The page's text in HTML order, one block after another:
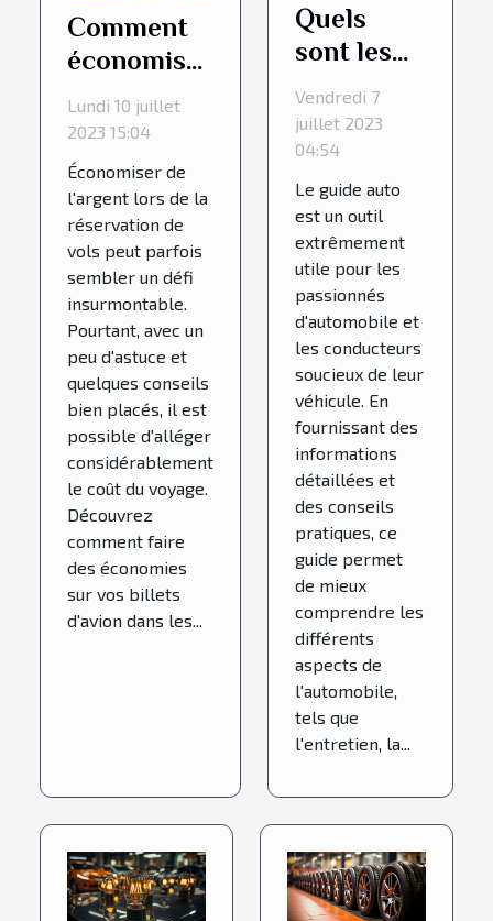
Comment
économiser
de l'argent
lors de la
réservation
de vols ?
Lundi 10 juillet
2023 15:04
Économiser de
l'argent lors de la
réservation de
vols peut parfois
sembler un défi
insurmontable.
Pourtant, avec un
peu d'astuce et
quelques conseils
bien placés, il est
possible d'alléger
considérablement
le coût du voyage.
Découvrez
comment faire
des économies
sur vos billets
d'avion dans les...
Quels
sont les
avantages
de
consulter
un guide
auto ?
Vendredi 7
juillet 2023
04:54
Le guide auto
est un outil
extrêmement
utile pour les
passionnés
d'automobile et
les conducteurs
soucieux de leur
véhicule. En
fournissant des
informations
détaillées et
des conseils
pratiques, ce
guide permet
de mieux
comprendre les
différents
aspects de
l'automobile,
tels que
l'entretien, la...